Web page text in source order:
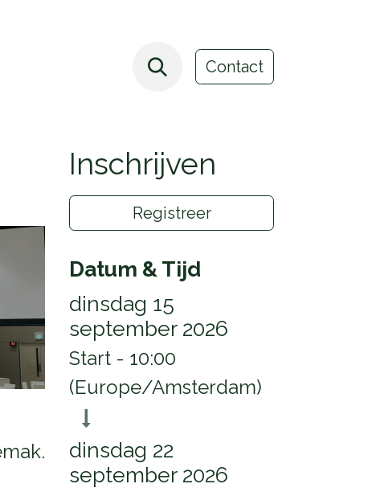
Leasing Evenementen
Contact
Inschrijven
Registreer
Datum & Tijd
dinsdag 15
september 2026
Start - 10:00
(Europe/Amsterdam)
dinsdag 22
september 2026